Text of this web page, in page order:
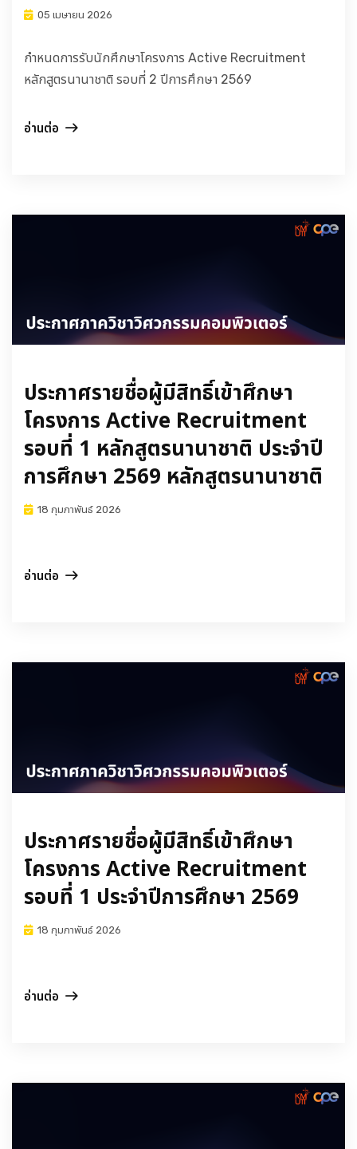
05 เมษายน 2026
กำหนดการรับนักศึกษาโครงการ Active Recruitment
หลักสูตรนานาชาติ รอบที่ 2 ปีการศึกษา 2569
อ่านต่อ
ประกาศรายชื่อผู้มีสิทธิ์เข้าศึกษา
โครงการ Active Recruitment
รอบที่ 1 หลักสูตรนานาชาติ ประจำปี
การศึกษา 2569 หลักสูตรนานาชาติ
18 กุมภาพันธ์ 2026
อ่านต่อ
ประกาศรายชื่อผู้มีสิทธิ์เข้าศึกษา
โครงการ Active Recruitment
รอบที่ 1 ประจำปีการศึกษา 2569
18 กุมภาพันธ์ 2026
อ่านต่อ